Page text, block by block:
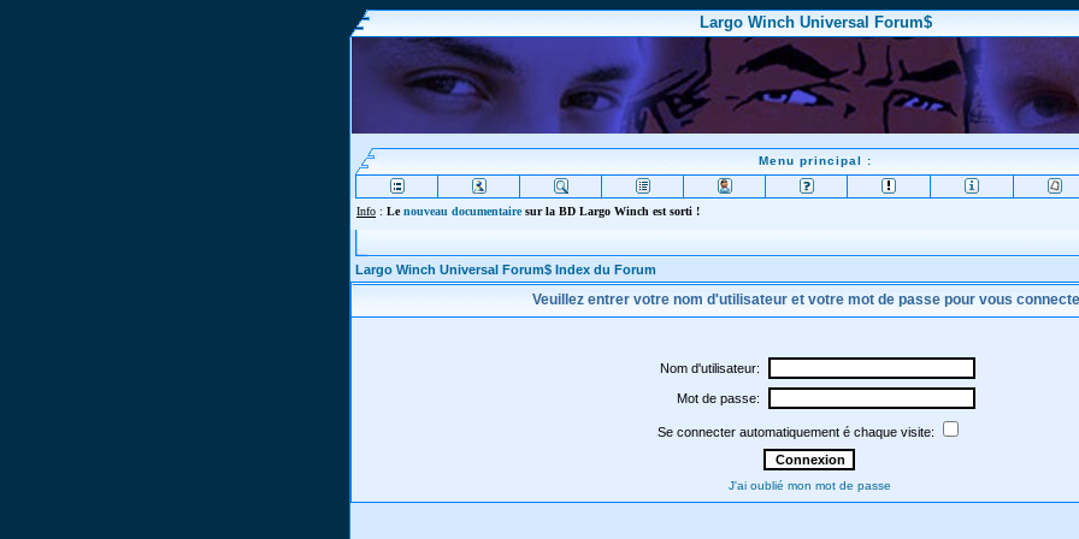
Largo Winch Universal Forum$
Menu principal :
Info : Lenouveau documentairesur la BD Largo Winch est sorti !
Largo Winch Universal Forum$ Index du Forum
Veuillez entrer votre nom d'utilisateur et votre mot de passe pour vous
Nom d'utilisateur:
Mot de passe:
Se connecter automatiquement é chaque visite:
J'ai oublié mon mot de passe